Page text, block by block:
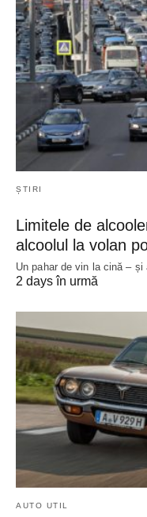
ȘTIRI
Limitele de
alcoolul la volan
Un pahar de vin la cină –
2 days în urmă
AUTO UTIL